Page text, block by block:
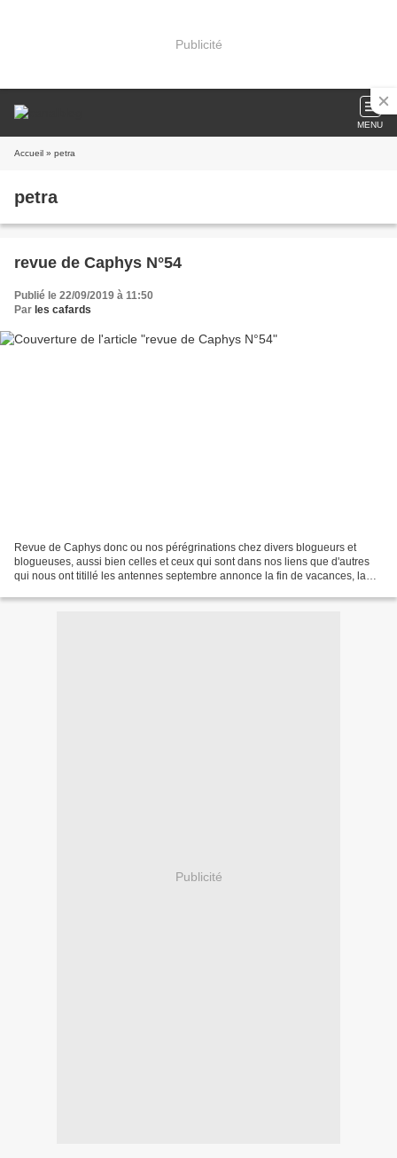
Publicité
MENU
Accueil » petra
petra
revue de Caphys N°54
Publié le 22/09/2019 à 11:50
Par les cafards
Revue de Caphys donc ou nos pérégrinations chez divers blogueurs et
blogueuses, aussi bien celles et ceux qui sont dans nos liens que d'autres
qui nous ont titillé les antennes septembre annonce la fin de vacances, la
Publicité